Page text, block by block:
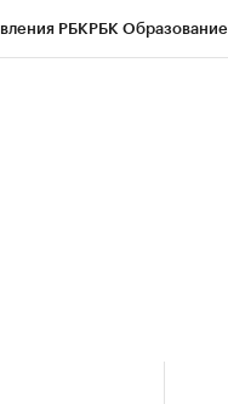
РБКРБК Образование